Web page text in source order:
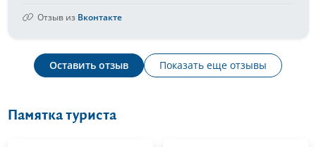
Отзыв из Вконтакте
Оставить отзыв Показать еще отзывы
Памятка туриста